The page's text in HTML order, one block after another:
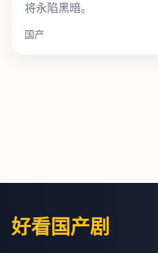
将永陷黑暗。
国产
好看国产剧